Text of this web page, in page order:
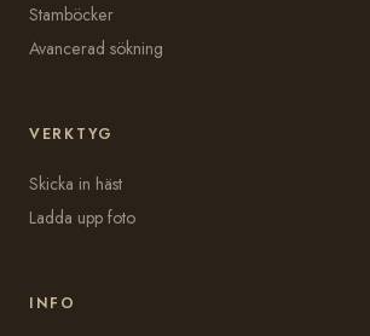
Stamböcker
Avancerad sökning
VERKTYG
Skicka in häst
Ladda upp foto
INFO